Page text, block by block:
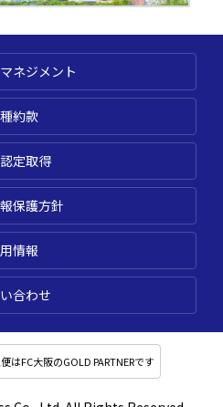
ネジメント
約款
定取得
保護方針
情報
合わせ
はFC大阪のGOLD PARTNERです